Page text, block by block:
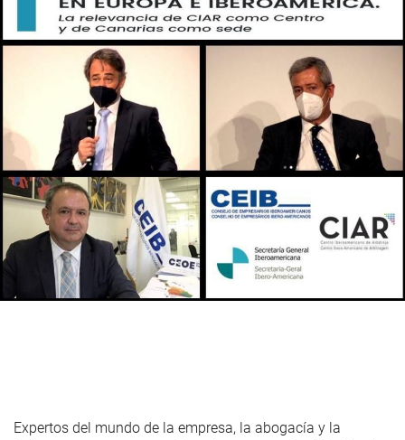
Expertos del mundo de la empresa, la abogacía y la